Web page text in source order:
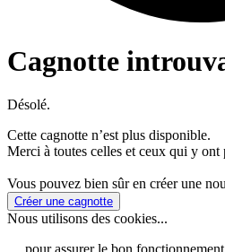
Cagnotte
Désolé.
Cette cagnotte n’est plus disponible.
Merci à toutes celles et ceux qui y ont
Vous pouvez bien sûr en créer une
Créer une cagnotte
Nous utilisons des cookies...